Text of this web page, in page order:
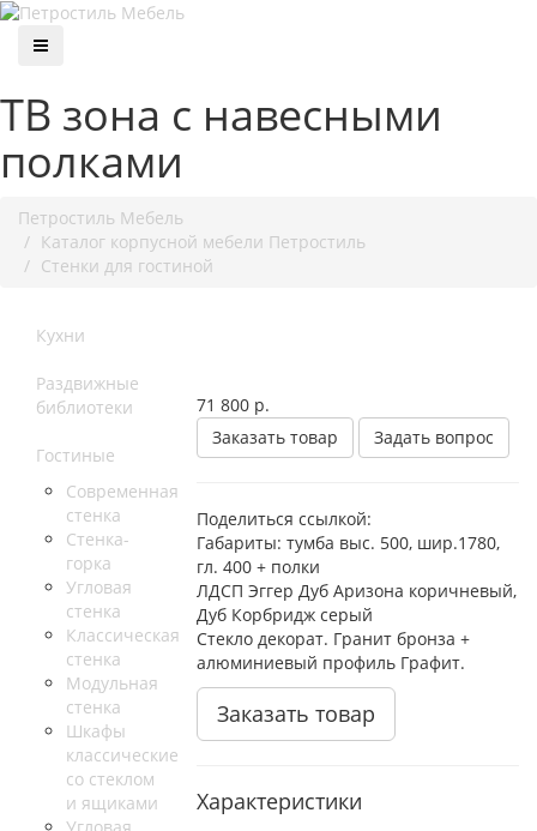
ТВ зона с навесными
полками
Петростиль Мебель
Каталог корпусной мебели Петростиль
Стенки для гостиной
Кухни
Раздвижные
библиотеки
Гостиные
Современная
стенка
Стенка-
горка
Угловая
стенка
Классическая
стенка
Модульная
стенка
Шкафы
классические
со стеклом
и ящиками
71 800 р.
Заказать товар
Задать вопрос
Поделиться ссылкой:
Габариты: тумба выс. 500, шир.1780,
гл. 400 + полки
ЛДСП Эггер Дуб Аризона коричневый,
Дуб Корбридж серый
Стекло декорат. Гранит бронза +
алюминиевый профиль Графит.
Заказать товар
Характеристики